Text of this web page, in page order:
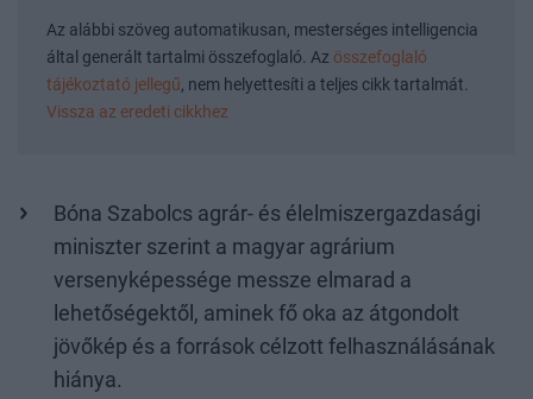
Az alábbi szöveg automatikusan, mesterséges intelligencia
által generált tartalmi összefoglaló. Az összefoglaló
tájékoztató jellegű, nem helyettesíti a teljes cikk tartalmát.
Vissza az eredeti cikkhez
Bóna Szabolcs agrár- és élelmiszergazdasági
miniszter szerint a magyar agrárium
versenyképessége messze elmarad a
lehetőségektől, aminek fő oka az átgondolt
jövőkép és a források célzott felhasználásának
hiánya.